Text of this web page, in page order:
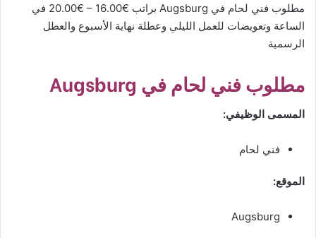
مطلوب فني لحام في Augsburg براتب €16.00 – €20.00 في
الساعة وتعويضات للعمل الليلي وعطلة نهاية الأسبوع والعطل
الرسمية
مطلوب فني لحام في Augsburg
المسمى الوظيفي:
فني لحام
الموقع:
Augsburg